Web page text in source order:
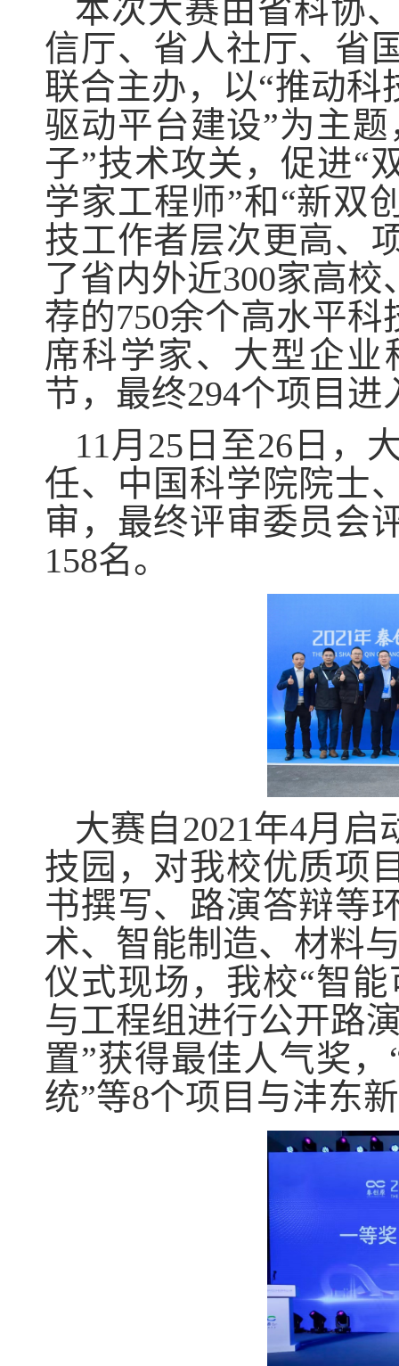
本次大赛由省科协
信厅、省人社厅、省
联合主办，以“推动
驱动平台建设”为主
子”技术攻关，促进“
学家工程师”和“新双
技工作者层次更高、
了省内外近300家高
荐的750余个高水平
席科学家、大型企
节，最终294个项目进
11月25日至26日，
任、中国科学院院士
审，最终评审委员会
158名。
大赛自2021年4月
技园，对我校优质项
书撰写、路演答辩等
术、智能制造、材料
仪式现场，我校“智
与工程组进行公开路
置”获得最佳人气奖
统”等8个项目与沣东